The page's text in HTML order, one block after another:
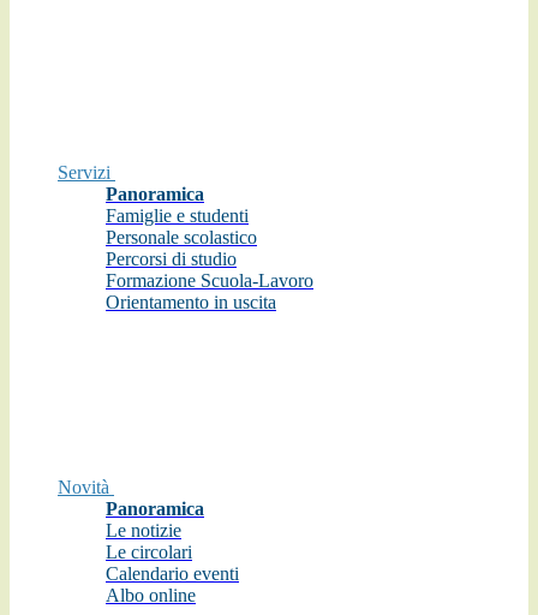
Servizi
Panoramica
Famiglie e studenti
Personale scolastico
Percorsi di studio
Formazione Scuola-Lavoro
Orientamento in uscita
Novità
Panoramica
Le notizie
Le circolari
Calendario eventi
Albo online